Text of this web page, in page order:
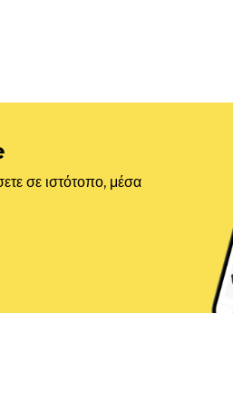
σε ιστότοπο, μέσα